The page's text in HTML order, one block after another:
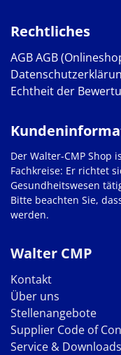
Rechtliches
AGBAGB
Echtheit der
Walter CMP
Kontakt
Über uns
Stellenangebote
Supplier Code of
Service & Downloads
Der Walter-CMP Shop
Fachkreise: Er richtet
Gesundheitswesen
Bitte beachten Sie,
werden.